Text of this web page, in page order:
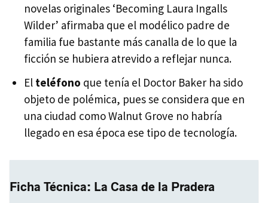
novelas originales ‘Becoming Laura Ingalls
Wilder’ afirmaba que el modélico padre de
familia fue bastante más canalla de lo que la
ficción se hubiera atrevido a reflejar nunca.
El teléfono que tenía el Doctor Baker ha sido
objeto de polémica, pues se considera que en
una ciudad como Walnut Grove no habría
llegado en esa época ese tipo de tecnología.
Ficha Técnica: La Casa de la Pradera